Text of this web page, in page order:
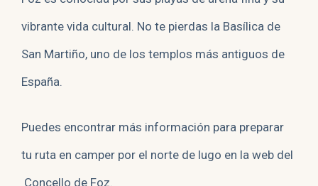
vibrante vida cultural. No te pierdas la Basílica de
San Martiño, uno de los templos más antiguos de
España.
Puedes encontrar más información para preparar
tu ruta en camper por el norte de lugo en la web del
Concello de Foz.